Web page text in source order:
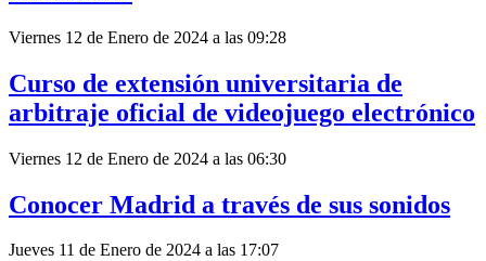
Viernes 12 de Enero de 2024 a las 09:28
Curso de extensión universitaria de
arbitraje oficial de videojuego electrónico
Viernes 12 de Enero de 2024 a las 06:30
Conocer Madrid a través de sus sonidos
Jueves 11 de Enero de 2024 a las 17:07